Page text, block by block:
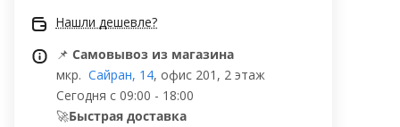
Нашли дешевле?
📌 Самовывоз из магазина
мкр. Сайран, 14, офис 201, 2 этаж
Сегодня с 09:00 - 18:00
🚀Быстрая доставка